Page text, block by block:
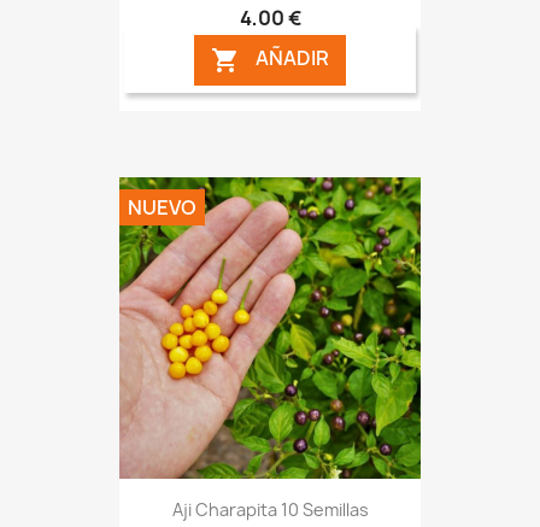
4,00 €
 AÑADIR
Aji Charapita 10 Semillas
NUEVO